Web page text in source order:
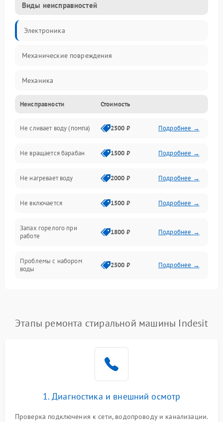
Виды неисправностей
Электроника
Механические повреждения
Механика
Электропитание
Водоснабжение
Слив
Программное обеспечение
Неисправности Стоимость
Не сливает воду (помпа) 2500 ₽ Подробнее →
Не вращается барабан 1500 ₽ Подробнее →
Не нагревает воду 2000 ₽ Подробнее →
Не включается 1500 ₽ Подробнее →
Запах горелого при
работе
1800 ₽ Подробнее →
Проблемы с набором
воды
2500 ₽ Подробнее →
Подробнее →
Этапы ремонта стиральной машины Indesit
1. Диагностика и внешний осмотр
Проверка подключения к сети, водопроводу и канализации.